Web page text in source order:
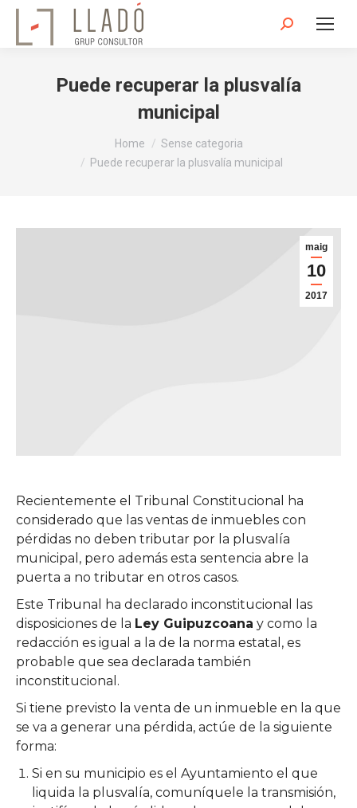
Search:
Puede recuperar la plusvalía
municipal
Home
Sense categoria
Puede recuperar la plusvalía municipal
maig
10
2017
Recientemente el Tribunal Constitucional ha
considerado que las ventas de inmuebles con
pérdidas no deben tributar por la plusvalía
municipal, pero además esta sentencia abre la
puerta a no tributar en otros casos.
Este Tribunal ha declarado inconstitucional las
disposiciones de la Ley Guipuzcoana y como la
redacción es igual a la de la norma estatal, es
probable que sea declarada también
inconstitucional.
Si tiene previsto la venta de un inmueble en la que
se va a generar una pérdida, actúe de la siguiente
forma:
Si en su municipio es el Ayuntamiento el que
liquida la plusvalía, comuníquele la transmisión,